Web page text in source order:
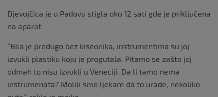
Djevojčica je u Padovu stigla oko 12 sati gde je priključena
na aparat.
“Bila je predugo bez kiseonika, instrumentima su joj
izvukli plastiku koju je progutala. Pitamo se zašto joj
odmah to nisu izvukli u Veneciji. Da li tamo nema
instrumenata? Molili smo ljekare da to urade, nekoliko